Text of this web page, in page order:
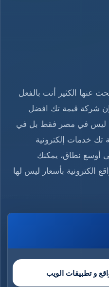
عنها الكثير أنت بالفعل
شركة قيمة تك افضل
ليس في مصر فقط بل في
تك خدمات إلكترونية
أوسع نطاق، يمكنك
الكترونية بأسعار ليس لها
و تطبيقات الويب